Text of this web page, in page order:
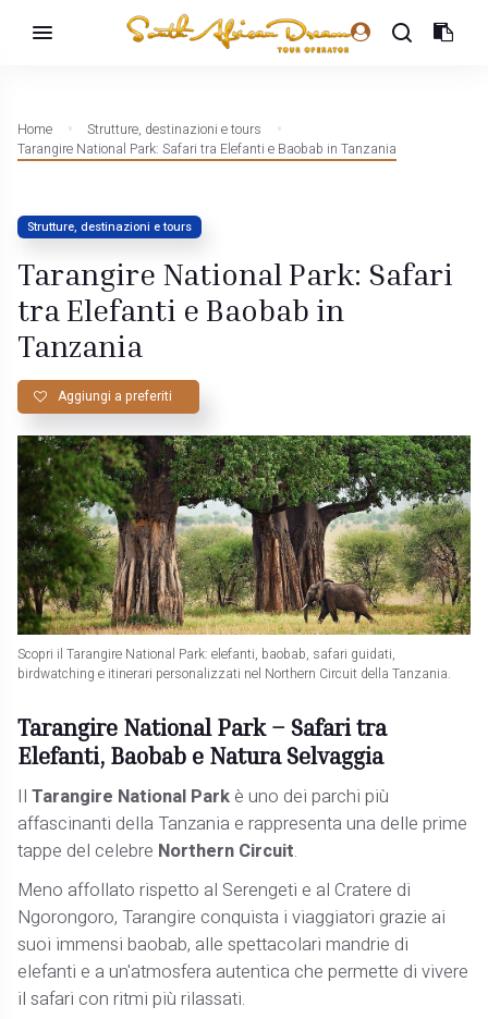
Home
Strutture, destinazioni e tours
Tarangire National Park: Safari tra Elefanti e Baobab in Tanzania
Strutture, destinazioni e tours
Tarangire National Park: Safari
tra Elefanti e Baobab in
Tanzania
Aggiungi a preferiti
Scopri il Tarangire National Park: elefanti, baobab, safari guidati,
birdwatching e itinerari personalizzati nel Northern Circuit della Tanzania.
Tarangire National Park – Safari tra
Elefanti, Baobab e Natura Selvaggia
IlTarangire National Parkè uno dei parchi più
affascinanti della Tanzania e rappresenta una delle prime
tappe del celebre Northern Circuit.
Meno affollato rispetto al Serengeti e al Cratere di
Ngorongoro, Tarangire conquista i viaggiatori grazie ai
suoi immensi baobab, alle spettacolari mandrie di
elefanti e a un'atmosfera autentica che permette di vivere
il safari con ritmi più rilassati.